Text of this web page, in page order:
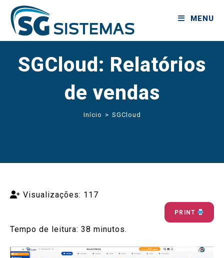
MENU
SGCloud: Relatórios
de vendas
Início > SGCloud
Visualizações: 117
PRINT
Tempo de leitura: 38 minutos.